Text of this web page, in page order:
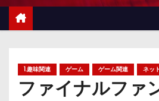
1.趣味関連 ゲーム ゲーム関連 ネッ
ファイナルファ